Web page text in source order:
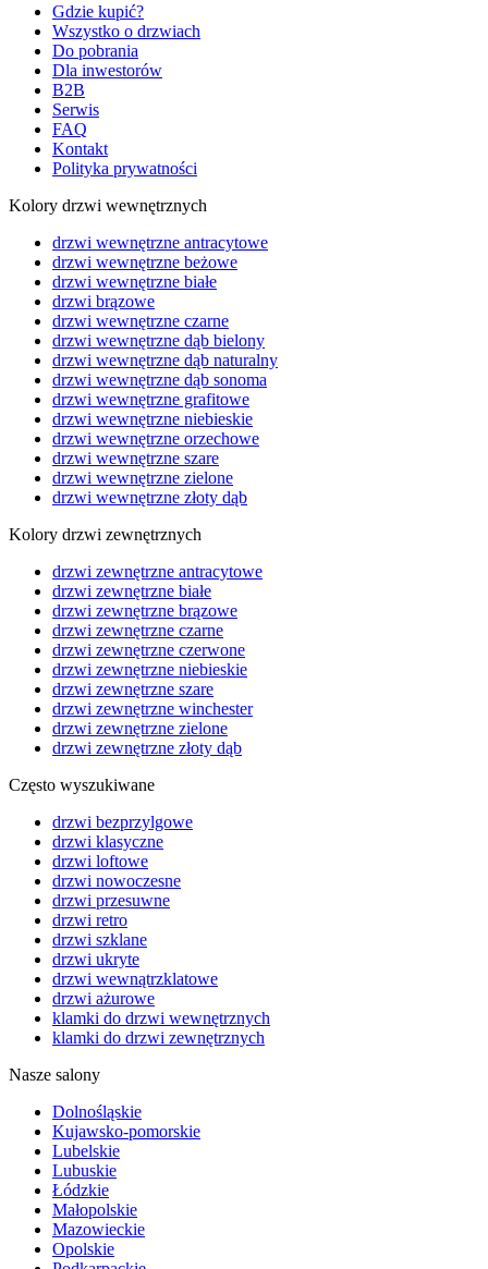
Gdzie kupić?
Wszystko o drzwiach
Do pobrania
Dla inwestorów
B2B
Serwis
FAQ
Kontakt
Polityka prywatności
Kolory drzwi wewnętrznych
drzwi wewnętrzne antracytowe
drzwi wewnętrzne beżowe
drzwi wewnętrzne białe
drzwi brązowe
drzwi wewnętrzne czarne
drzwi wewnętrzne dąb bielony
drzwi wewnętrzne dąb naturalny
drzwi wewnętrzne dąb sonoma
drzwi wewnętrzne grafitowe
drzwi wewnętrzne niebieskie
drzwi wewnętrzne orzechowe
drzwi wewnętrzne szare
drzwi wewnętrzne zielone
drzwi wewnętrzne złoty dąb
Kolory drzwi zewnętrznych
drzwi zewnętrzne antracytowe
drzwi zewnętrzne białe
drzwi zewnętrzne brązowe
drzwi zewnętrzne czarne
drzwi zewnętrzne czerwone
drzwi zewnętrzne niebieskie
drzwi zewnętrzne szare
drzwi zewnętrzne winchester
drzwi zewnętrzne zielone
drzwi zewnętrzne złoty dąb
Często wyszukiwane
drzwi bezprzylgowe
drzwi klasyczne
drzwi loftowe
drzwi nowoczesne
drzwi przesuwne
drzwi retro
drzwi szklane
drzwi ukryte
drzwi wewnątrzklatowe
drzwi ażurowe
klamki do drzwi wewnętrznych
klamki do drzwi zewnętrznych
Nasze salony
Dolnośląskie
Kujawsko-pomorskie
Lubelskie
Lubuskie
Łódzkie
Małopolskie
Mazowieckie
Opolskie